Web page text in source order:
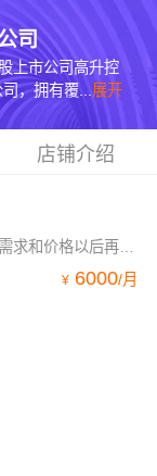
司
上市公司高升控
，拥有覆... 展开
店铺介绍
¥ 6000/月